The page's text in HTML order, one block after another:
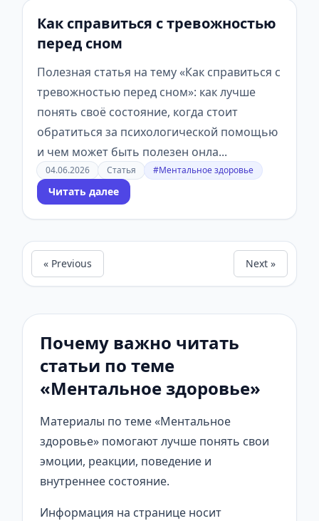
Как справиться с тревожностью
перед сном
Полезная статья на тему «Как справиться с
тревожностью перед сном»: как лучше
понять своё состояние, когда стоит
обратиться за психологической помощью
и чем может быть полезен онла...
04.06.2026 Статья #Ментальное здоровье
Читать далее
« Previous Next »
Почему важно читать
статьи по теме
«Ментальное здоровье»
Материалы по теме «Ментальное
здоровье» помогают лучше понять свои
эмоции, реакции, поведение и
внутреннее состояние.
Информация на странице носит